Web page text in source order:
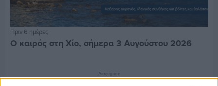
Πριν 6 ημέρες
Ο καιρός στη Χίο, σήμερα 3 Αυγούστου 2026
Διαφήμιση